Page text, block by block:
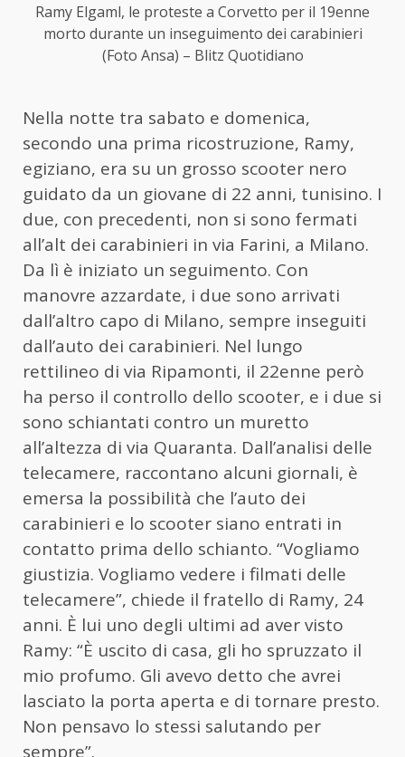
Ramy Elgaml, le proteste a Corvetto per il 19enne
morto durante un inseguimento dei carabinieri
(Foto Ansa) – Blitz Quotidiano
Nella notte tra sabato e domenica,
secondo una prima ricostruzione, Ramy,
egiziano, era su un grosso scooter nero
guidato da un giovane di 22 anni, tunisino. I
due, con precedenti, non si sono fermati
all’alt dei carabinieri in via Farini, a Milano.
Da lì è iniziato un seguimento. Con
manovre azzardate, i due sono arrivati ​​
dall’altro capo di Milano, sempre inseguiti
dall’auto dei carabinieri. Nel lungo
rettilineo di via Ripamonti, il 22enne però
ha perso il controllo dello scooter, e i due si
sono schiantati contro un muretto
all’altezza di via Quaranta. Dall’analisi delle
telecamere, raccontano alcuni giornali, è
emersa la possibilità che l’auto dei
carabinieri e lo scooter siano entrati in
contatto prima dello schianto. “Vogliamo
giustizia. Vogliamo vedere i filmati delle
telecamere”, chiede il fratello di Ramy, 24
anni. È lui uno degli ultimi ad aver visto
Ramy: “È uscito di casa, gli ho spruzzato il
mio profumo. Gli avevo detto che avrei
lasciato la porta aperta e di tornare presto.
Non pensavo lo stessi salutando per
sempre”.